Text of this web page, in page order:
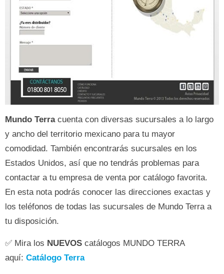
Mundo Terra cuenta con diversas sucursales a lo largo
y ancho del territorio mexicano para tu mayor
comodidad. También encontrarás sucursales en los
Estados Unidos, así que no tendrás problemas para
contactar a tu empresa de venta por catálogo favorita.
En esta nota podrás conocer las direcciones exactas y
los teléfonos de todas las sucursales de Mundo Terra a
tu disposición.
✅ Mira los NUEVOS catálogos MUNDO TERRA
aquí: Catálogo Terra